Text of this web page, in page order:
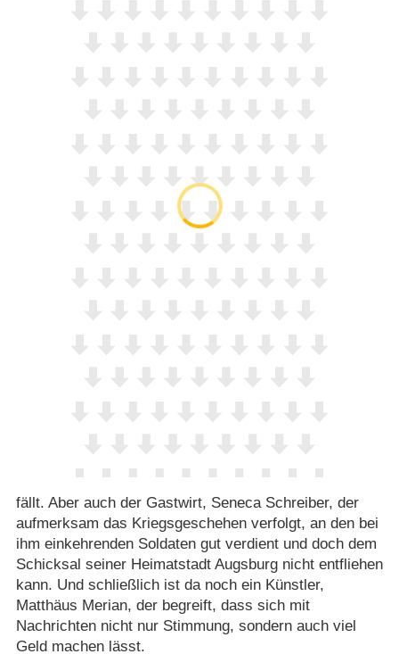
fällt. Aber auch der Gastwirt, Seneca Schreiber, der
aufmerksam das Kriegsgeschehen verfolgt, an den bei
ihm einkehrenden Soldaten gut verdient und doch dem
Schicksal seiner Heimatstadt Augsburg nicht entfliehen
kann. Und schließlich ist da noch ein Künstler,
Matthäus Merian, der begreift, dass sich mit
Nachrichten nicht nur Stimmung, sondern auch viel
Geld machen lässt.